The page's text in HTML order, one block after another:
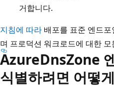
거합니다.
지침에 따라 배포를 표준 엔드
며 프로덕션 워크로드에 대한
AzureDnsZone
식별하려면 어떻